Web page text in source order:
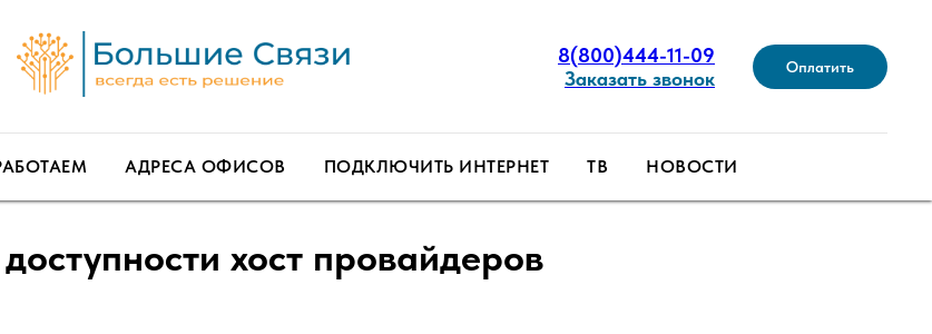
8(800)444-11-09
Заказать звонок
Оплатить
АДРЕСА ОФИСОВ ПОДКЛЮЧИТЬ ИНТЕРНЕТ ТВ НОВОСТИ
хост провайдеров